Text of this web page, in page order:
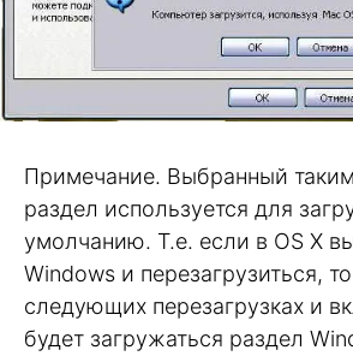
Примечание. Выбранный
раздел используется для
умолчанию. Т.е. если в OS X
Windows и перезагрузиться,
следующих перезагрузках и
будет загружаться раздел